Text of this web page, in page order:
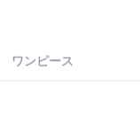
ワンピース